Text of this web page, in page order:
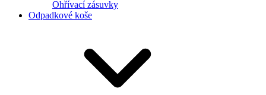
Ohřívací zásuvky
Odpadkové koše